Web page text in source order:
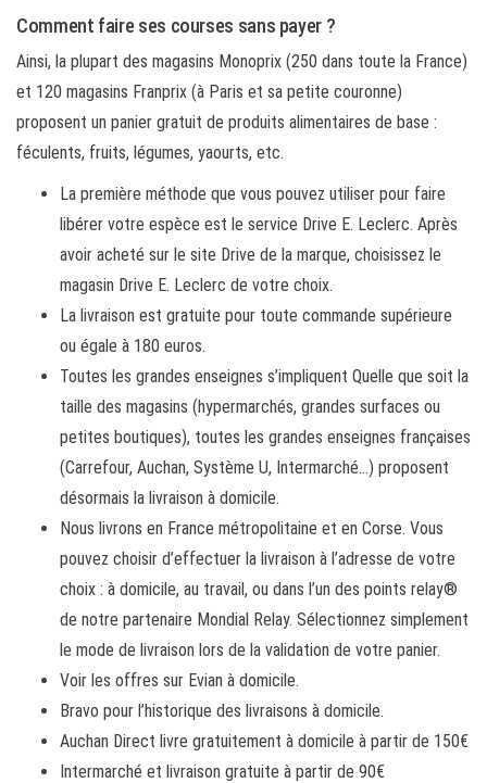
Comment faire ses courses sans payer ?
Ainsi, la plupart des magasins Monoprix (250 dans toute la France)
et 120 magasins Franprix (à Paris et sa petite couronne)
proposent un panier gratuit de produits alimentaires de base :
féculents, fruits, légumes, yaourts, etc.
La première méthode que vous pouvez utiliser pour faire
libérer votre espèce est le service Drive E. Leclerc. Après
avoir acheté sur le site Drive de la marque, choisissez le
magasin Drive E. Leclerc de votre choix.
La livraison est gratuite pour toute commande supérieure
ou égale à 180 euros.
Toutes les grandes enseignes s’impliquent Quelle que soit la
taille des magasins (hypermarchés, grandes surfaces ou
petites boutiques), toutes les grandes enseignes françaises
(Carrefour, Auchan, Système U, Intermarché…) proposent
désormais la livraison à domicile.
Nous livrons en France métropolitaine et en Corse. Vous
pouvez choisir d’effectuer la livraison à l’adresse de votre
choix : à domicile, au travail, ou dans l’un des points relay®
de notre partenaire Mondial Relay. Sélectionnez simplement
le mode de livraison lors de la validation de votre panier.
Voir les offres sur Evian à domicile.
Bravo pour l’historique des livraisons à domicile.
Auchan Direct livre gratuitement à domicile à partir de 150€
Intermarché et livraison gratuite à partir de 90€